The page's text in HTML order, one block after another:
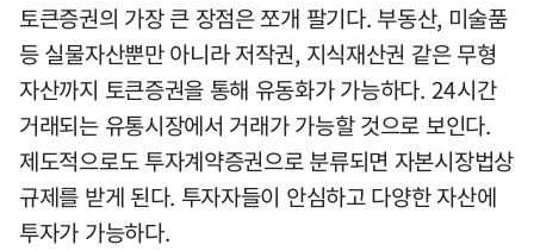
토큰증권의 가장 큰 장점은 쪼개 팔기다. 부동산, 미술품
등 실물자산뿐만 아니라 저작권, 지식재산권 같은 무형
자산까지 토큰증권을 통해 유동화가 가능하다. 24시간
거래되는 유통시장에서 거래가 가능할 것으로 보인다.
제도적으로도 투자계약증권으로 분류되면 자본시장법상
규제를 받게 된다. 투자자들이 안심하고 다양한 자산에
투자가 가능하다.